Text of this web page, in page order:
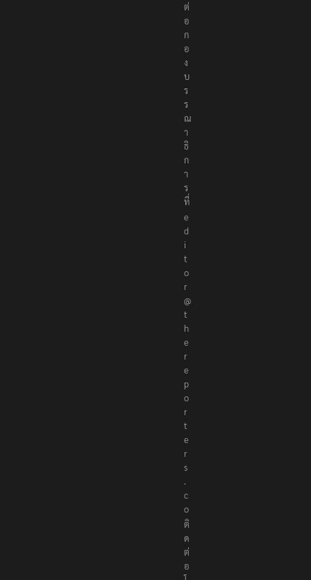
ต่
อ
ก
อ
ง
บ
ร
ร
ณ
า
ธิ
ก
า
ร
ที่
e
d
i
t
o
r
@
t
h
e
r
e
p
o
r
t
e
r
s
.
c
o
ติ
ด
ต่
อ